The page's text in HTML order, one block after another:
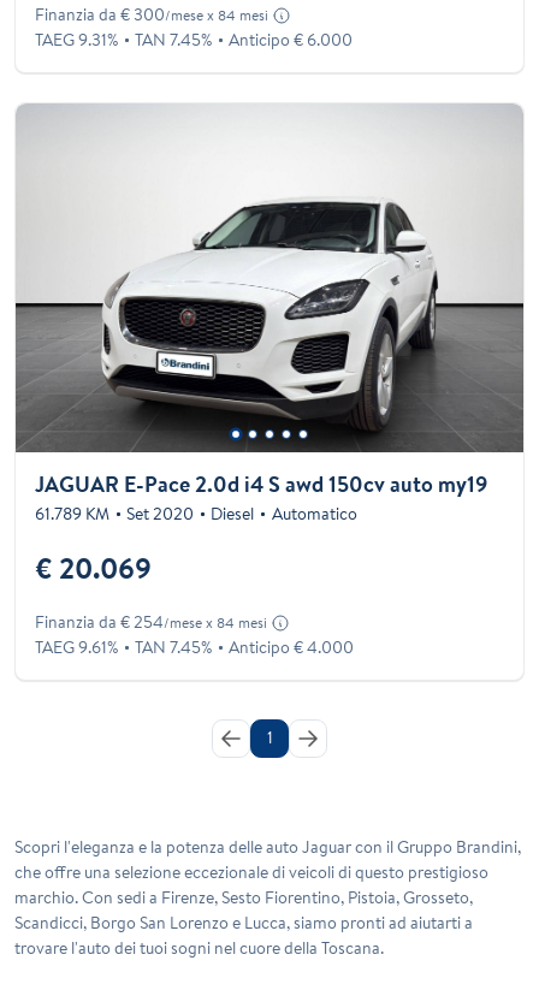
Finanzia da € 300/mese x 84 mesi
TAEG 9.31% TAN 7.45% Anticipo € 6.000
JAGUAR E-Pace 2.0d i4 S awd 150cv auto my19
61.789 KM Set 2020 Diesel Automatico
€ 20.069
Finanzia da € 254/mese x 84 mesi
TAEG 9.61% TAN 7.45% Anticipo € 4.000
1
Scopri l'eleganza e la potenza delle auto Jaguar con il Gruppo Brandini,
che offre una selezione eccezionale di veicoli di questo prestigioso
marchio. Con sedi a Firenze, Sesto Fiorentino, Pistoia, Grosseto,
Scandicci, Borgo San Lorenzo e Lucca, siamo pronti ad aiutarti a
trovare l'auto dei tuoi sogni nel cuore della Toscana.